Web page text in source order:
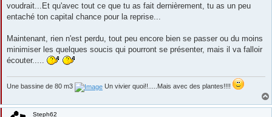
voudrait...Et qu'avec tout ce que tu as fait dernièrement, tu as un peu
entaché ton capital chance pour la reprise...
Maintenant, rien n'est perdu, tout peu encore bien se passer ou du moins
minimiser les quelques soucis qui pourront se présenter, mais il va falloir
écouter.....
Une bassine de 80 m3 Un vivier quoi!!.....Mais avec des plantes!!!!
Steph62